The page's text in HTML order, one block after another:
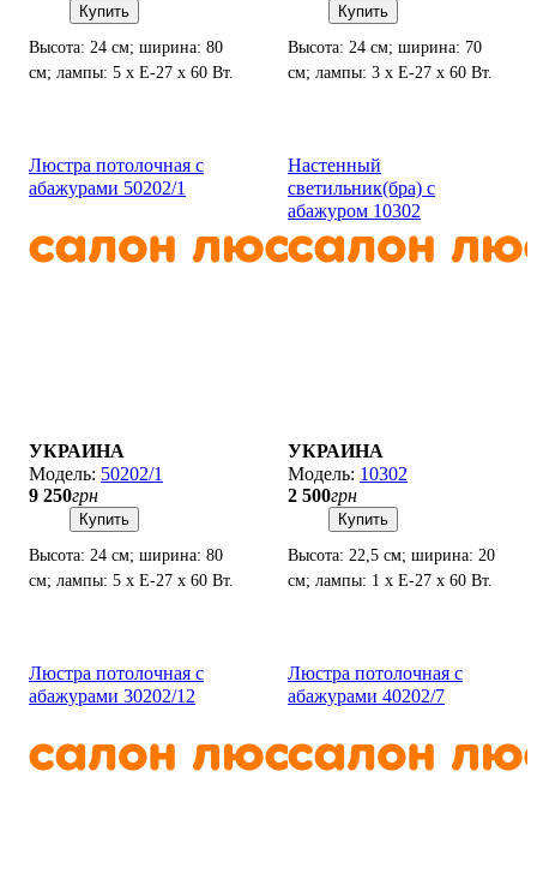
Купить
Высота: 24 см; ширина: 80
см; лампы: 5 х Е-27 х 60 Вт.
Купить
Высота: 24 см; ширина: 70
см; лампы: 3 х Е-27 х 60 Вт.
Люстра потолочная с
абажурами 50202/1
УКРАИНА
50202/1
9 250грн
Купить
Высота: 24 см; ширина: 80
см; лампы: 5 х Е-27 х 60 Вт.
Настенный
светильник(бра) с
абажуром 10302
УКРАИНА
10302
2 500грн
Купить
Высота: 22,5 см; ширина: 20
см; лампы: 1 х Е-27 х 60 Вт.
Люстра потолочная с
абажурами 30202/12
Люстра потолочная с
абажурами 40202/7